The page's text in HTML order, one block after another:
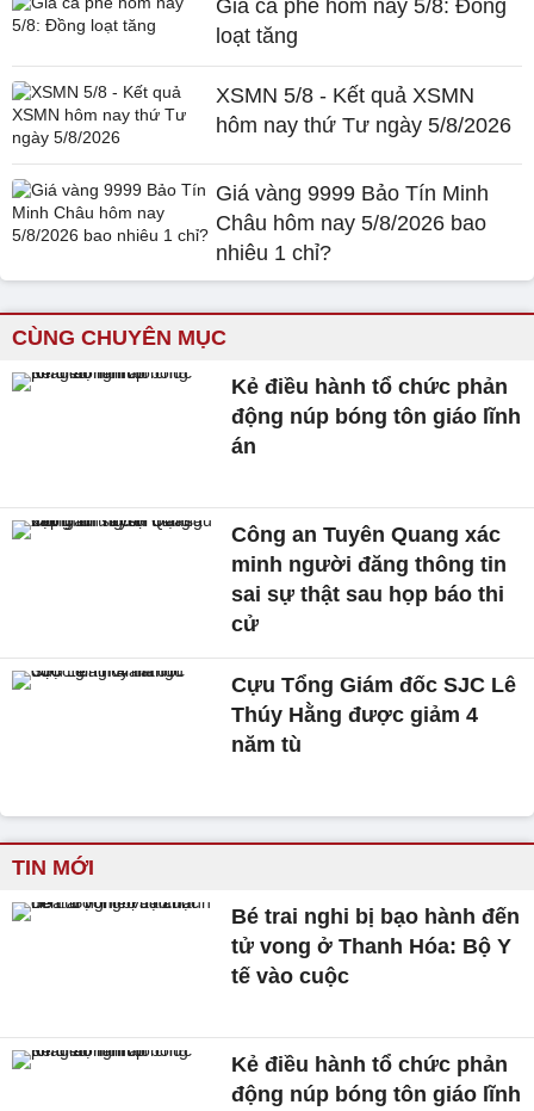
Giá cà phê hôm nay 5/8: Đồng
loạt tăng
XSMN 5/8 - Kết quả XSMN
hôm nay thứ Tư ngày 5/8/2026
Giá vàng 9999 Bảo Tín Minh
Châu hôm nay 5/8/2026 bao
nhiêu 1 chỉ?
CÙNG CHUYÊN MỤC
Kẻ điều hành tổ chức phản
động núp bóng tôn giáo lĩnh
án
Công an Tuyên Quang xác
minh người đăng thông tin
sai sự thật sau họp báo thi
cử
Cựu Tổng Giám đốc SJC Lê
Thúy Hằng được giảm 4
năm tù
TIN MỚI
Bé trai nghi bị bạo hành đến
tử vong ở Thanh Hóa: Bộ Y
tế vào cuộc
Kẻ điều hành tổ chức phản
động núp bóng tôn giáo lĩnh